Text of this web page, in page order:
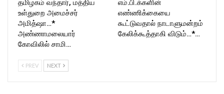
தமிழகம் வந்தார், மத்திய
உள்துறை அமைச்சர்
அமித்ஷா…*
அண்ணாமலையார்
கோவிலில் சாமி…
எம்.பி.க்களின்
எண்ணிக்கையை
கூட்டுவதால் நாடாளுமன்றம்
கேலிக்கூத்தாகி விடும்…*…
PREV NEXT